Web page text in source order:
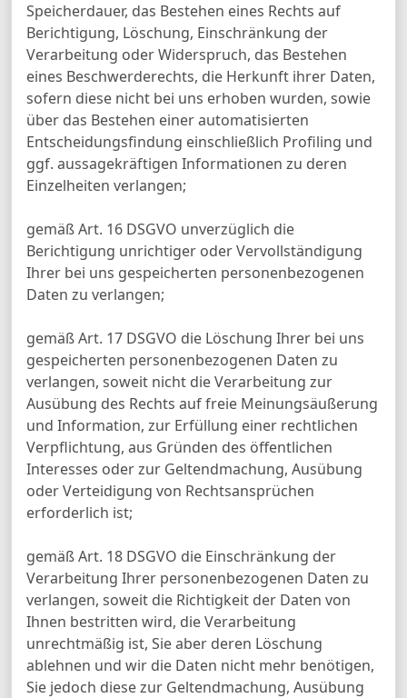
Speicherdauer, das Bestehen eines Rechts auf
Berichtigung, Löschung, Einschränkung der
Verarbeitung oder Widerspruch, das Bestehen
eines Beschwerderechts, die Herkunft ihrer Daten,
sofern diese nicht bei uns erhoben wurden, sowie
über das Bestehen einer automatisierten
Entscheidungsfindung einschließlich Profiling und
ggf. aussagekräftigen Informationen zu deren
Einzelheiten verlangen;
gemäß Art. 16 DSGVO unverzüglich die
Berichtigung unrichtiger oder Vervollständigung
Ihrer bei uns gespeicherten personenbezogenen
Daten zu verlangen;
gemäß Art. 17 DSGVO die Löschung Ihrer bei uns
gespeicherten personenbezogenen Daten zu
verlangen, soweit nicht die Verarbeitung zur
Ausübung des Rechts auf freie Meinungsäußerung
und Information, zur Erfüllung einer rechtlichen
Verpflichtung, aus Gründen des öffentlichen
Interesses oder zur Geltendmachung, Ausübung
oder Verteidigung von Rechtsansprüchen
erforderlich ist;
gemäß Art. 18 DSGVO die Einschränkung der
Verarbeitung Ihrer personenbezogenen Daten zu
verlangen, soweit die Richtigkeit der Daten von
Ihnen bestritten wird, die Verarbeitung
unrechtmäßig ist, Sie aber deren Löschung
ablehnen und wir die Daten nicht mehr benötigen,
Sie jedoch diese zur Geltendmachung, Ausübung